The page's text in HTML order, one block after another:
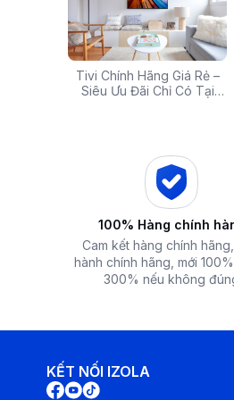
Công nghệ làm lạnh
- Máy lạnh Casper 1.5 HP vận
Tivi Chính Hãng Giá Rẻ –
Siêu Ưu Đãi Chỉ Có Tại
Các mã báo lỗi thường
của bếp từ và lưu ý khi
100% Hàng chính
Cam kết hàng chính
hành chính hãng, mới
300% nếu không
KẾT NỐI IZOLA